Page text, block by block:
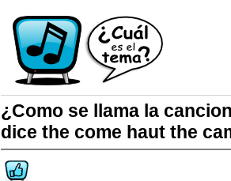
¿Como se llama la
dice the come haut the